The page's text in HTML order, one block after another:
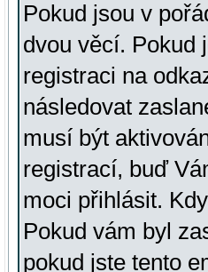
Pokud jsou v
dvou věcí. Pokud
registraci na
následovat
musí být
registrací, buď
moci přihlásit.
Pokud vám byl
pokud jste tento